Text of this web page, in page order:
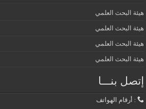
هيئة البحث العلمي
هيئة البحث العلمي
هيئة البحث العلمي
هيئة البحث العلمي
إتصل بنـــا
: أرقام الهواتف